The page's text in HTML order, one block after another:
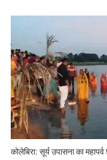
कोलेबिरा: सूर्य उपासना का